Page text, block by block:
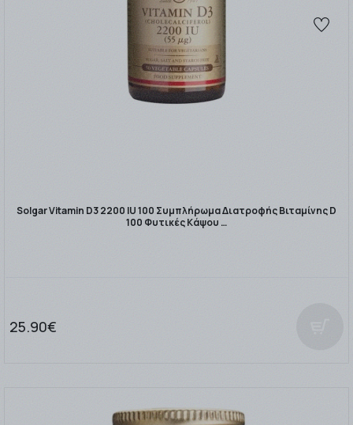
Solgar Vitamin D3 2200 IU 100 Συμπλήρωμα Διατροφής Βιταμίνης D
100 Φυτικές Κάψου …
25.90€